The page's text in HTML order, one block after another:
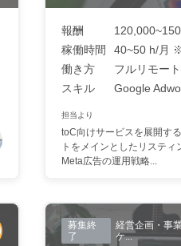
報酬
稼働時間
40~50 h/月
働き方
フルリモート
スキル
Google
担当より
toC向けサービスを展開す
トをメインとしたリスティ
Meta広告の運用戦略...
募集終
了
経営企画・事
ケ...